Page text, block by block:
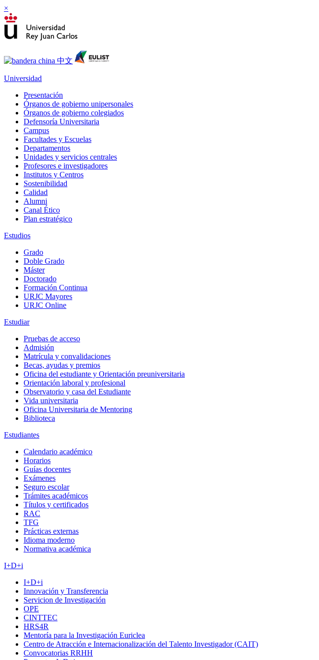
×
Universidad
Presentación
Órganos de gobierno unipersonales
Órganos de gobierno colegiados
Defensoría Universitaria
Campus
Facultades y Escuelas
Departamentos
Unidades y servicios centrales
Profesores e investigadores
Institutos y Centros
Sostenibilidad
Calidad
Alumni
Canal Ético
Plan estratégico
Estudios
Grado
Doble Grado
Máster
Doctorado
Formación Continua
URJC Mayores
URJC Online
Estudiar
Pruebas de acceso
Admisión
Matrícula y convalidaciones
Becas, ayudas y premios
Oficina del estudiante y Orientación preuniversitaria
Orientación laboral y profesional
Observatorio y casa del Estudiante
Vida universitaria
Oficina Universitaria de Mentoring
Biblioteca
Estudiantes
Calendario académico
Horarios
Guías docentes
Exámenes
Seguro escolar
Trámites académicos
Títulos y certificados
RAC
TFG
Prácticas externas
Idioma moderno
Normativa académica
I+D+i
I+D+i
Innovación y Transferencia
Servicion de Investigación
OPE
CINTTEC
HRS4R
Mentoría para la Investigación Euriclea
Centro de Atracción e Internacionalización del Talento Investigador (CAIT)
Convocatorias RRHH